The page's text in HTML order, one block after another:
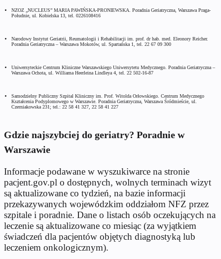
NZOZ „NUCLEUS” MARIA PAWIŃSKA-PRONIEWSKA. Poradnia Geriatryczna, Warszawa Praga-
Południe, ul. Kobielska 13, tel. 0226108416
Narodowy Instytut Geriatrii, Reumatologii i Rehabilitacji im. prof. dr hab. med. Eleonory Reicher.
Poradnia Geriatryczna – Warszawa Mokotów, ul. Spartańska 1, tel. 22 67 09 300
Uniwersyteckie Centrum Kliniczne Warszawskiego Uniwersytetu Medycznego. Poradnia Geriatryczna –
Warszawa Ochota, ul. Williama Heerleina Lindleya 4, tel. 22 502-16-87
Samodzielny Publiczny Szpital Kliniczny im. Prof. Witolda Orłowskiego. Centrum Medycznego
Kształcenia Podyplomowego w Warszawie. Poradnia Geriatryczna, Warszawa Śródmieście, ul.
Czerniakowska 231; tel.: 22 58 41 327, 22 58 41 227
Gdzie najszybciej do geriatry? Poradnie w
Warszawie
Informacje podawane w wyszukiwarce na stronie
pacjent.gov.pl o dostępnych, wolnych terminach wizyt
są aktualizowane co tydzień, na bazie informacji
przekazywanych wojewódzkim oddziałom NFZ przez
szpitale i poradnie. Dane o listach osób oczekujących na
leczenie są aktualizowane co miesiąc (za wyjątkiem
świadczeń dla pacjentów objętych diagnostyką lub
leczeniem onkologicznym).